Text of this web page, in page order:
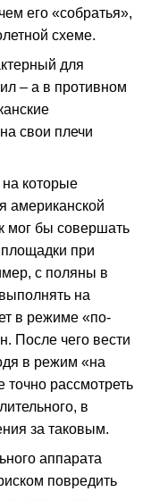
его «собратья»,
схеме.
для
– а в противном
свои плечи
на которые
американской
мог бы совершать
при
с поляны в
на
в режиме «по-
После чего вести
в режим «на
точно рассмотреть
в
за таковым.
аппарата
повредить